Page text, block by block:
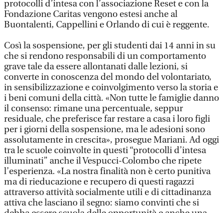
protocolli d’intesa con l’associazione Reset e con la
Fondazione Caritas vengono estesi anche al
Buontalenti, Cappellini e Orlando di cui è reggente.
Così la sospensione, per gli studenti dai 14 anni in su
che si rendono responsabili di un comportamento
grave tale da essere allontanati dalle lezioni, si
converte in conoscenza del mondo del volontariato,
in sensibilizzazione e coinvolgimento verso la storia e
i beni comuni della città. «Non tutte le famiglie danno
il consenso: rimane una percentuale, seppur
residuale, che preferisce far restare a casa i loro figli
per i giorni della sospensione, ma le adesioni sono
assolutamente in crescita», prosegue Mariani. Ad oggi
tra le scuole coinvolte in questi “protocolli d’intesa
illuminati” anche il Vespucci-Colombo che ripete
l’esperienza. «La nostra finalità non è certo punitiva
ma di rieducazione e recupero di questi ragazzi
attraverso attività socialmente utili e di cittadinanza
attiva che lasciano il segno: siamo convinti che si